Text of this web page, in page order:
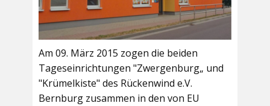
Am 09. März 2015 zogen die beiden
Tageseinrichtungen "Zwergenburg„ und
"Krümelkiste" des Rückenwind e.V.
Bernburg zusammen in den von EU